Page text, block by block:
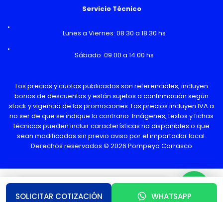
Servicio Técnico
Lunes a Viernes: 08:30 a 18:30 hs
Sábado: 09:00 a 14:00 hs
Los precios y cuotas publicados son referenciales, incluyen
bonos de descuentos y están sujetos a confirmación según
stock y vigencia de las promociones. Los precios incluyen IVA a
no ser de que se indique lo contrario. Imágenes, textos y fichas
técnicas pueden incluir características no disponibles o que
sean modificadas sin previo aviso por el importador local.
Derechos reservados © 2026 Pompeyo Carrasco
¿Necesitas Ayuda o mas información?
SOLICITAR COTIZACIÓN WHATSAPP